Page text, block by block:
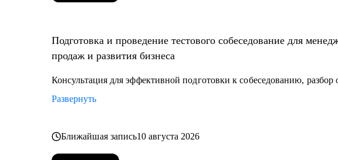
Подготовка и проведение тестового собеседование для
продаж и развития бизнеса
Консультация для эффективной подготовки к собеседованию,
Развернуть
Ближайшая запись10 августа 2026